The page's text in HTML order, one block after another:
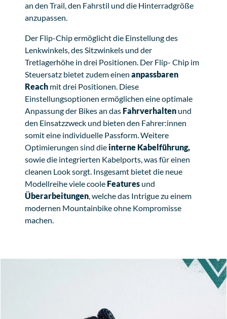
an den Trail, den Fahrstil und die Hinterradgröße
anzupassen.
Der Flip-Chip ermöglicht die Einstellung des
Lenkwinkels, des Sitzwinkels und der
Tretlagerhöhe in drei Positionen. Der Flip- Chip im
Steuersatz bietet zudem einen anpassbaren
Reach mit drei Positionen. Diese
Einstellungsoptionen ermöglichen eine optimale
Anpassung der Bikes an das Fahrverhalten und
den Einsatzzweck und bieten den Fahrer:innen
somit eine individuelle Passform. Weitere
Optimierungen sind dieinterne Kabelführung,
sowie die integrierten Kabelports, was für einen
cleanen Look sorgt. Insgesamt bietet die neue
Modellreihe viele coole Features und
Überarbeitungen, welche das Intrigue zu einem
modernen Mountainbike ohne Kompromisse
machen.